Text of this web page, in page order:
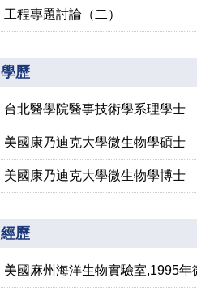
工程專題討論（二）
學歷
台北醫學院醫事技術學系理學士
美國康乃迪克大學微生物學碩士
美國康乃迪克大學微生物學博士
經歷
美國麻州海洋生物實驗室,1995年